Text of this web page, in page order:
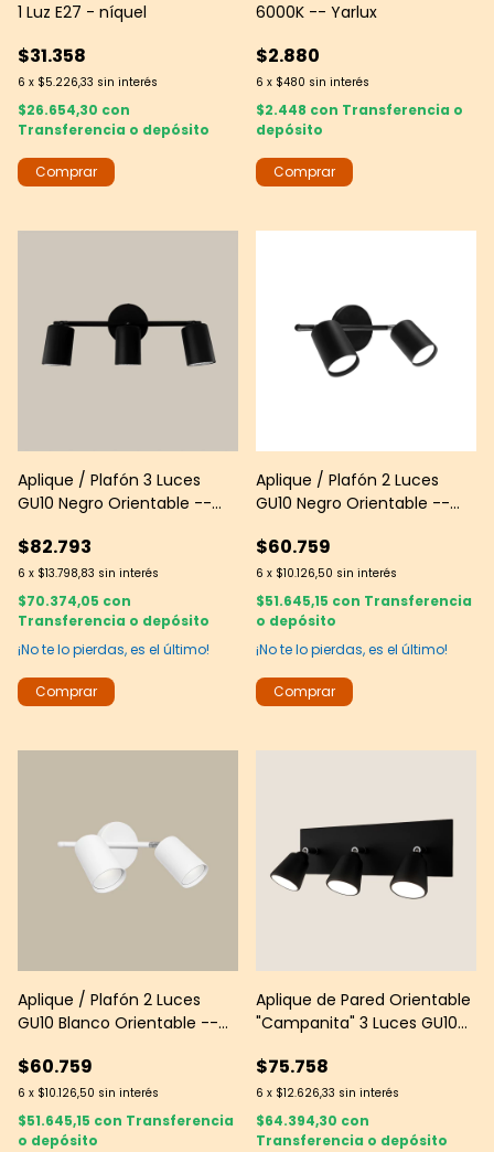
1 Luz E27 - níquel
$31.358
6 x $5.226,33 sin interés
$26.654,30 con
Transferencia o depósito
6000K -- Yarlux
$2.880
6 x $480 sin interés
$2.448 con Transferencia o
depósito
Aplique / Plafón 3 Luces
GU10 Negro Orientable --
$82.793
6 x $13.798,83 sin interés
$70.374,05 con
Transferencia o depósito
¡No te lo pierdas, es el último!
Aplique / Plafón 2 Luces
GU10 Negro Orientable --
$60.759
6 x $10.126,50 sin interés
$51.645,15 con Transferencia
o depósito
¡No te lo pierdas, es el último!
Aplique / Plafón 2 Luces
GU10 Blanco Orientable --
JS
$60.759
6 x $10.126,50 sin interés
$51.645,15 con Transferencia
o depósito
Aplique de Pared Orientable
"Campanita" 3 Luces GU10
$75.758
6 x $12.626,33 sin interés
$64.394,30 con
Transferencia o depósito